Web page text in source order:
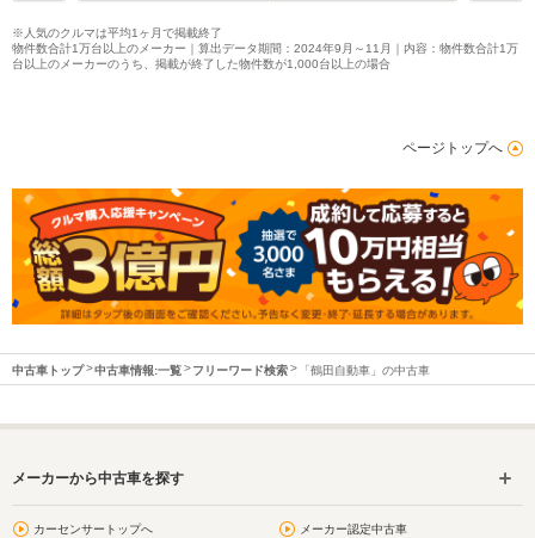
※人気のクルマは平均1ヶ月で掲載終了
物件数合計1万台以上のメーカー｜算出データ期間：2024年9月～11月｜内容：物件数合計1万
台以上のメーカーのうち、掲載が終了した物件数が1,000台以上の場合
ページトップへ
中古車トップ 中古車情報:一覧 フリーワード検索 「鶴田自動車」の中古車
メーカーから中古車を探す
カーセンサートップへ メーカー認定中古車